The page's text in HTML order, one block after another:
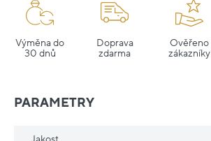
Výměna do
30 dnů
Doprava
zdarma
Ověřeno
zákazníky
PARAMETRY